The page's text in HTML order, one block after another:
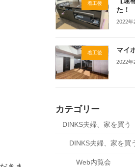
着工後
た！
2022年
着工後 マイ
2022年
カテゴリー
DINKS夫婦、家を買う
DINKS夫婦、家を買
Web内覧会